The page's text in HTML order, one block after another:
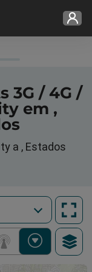
3G / 4G /
em ,
a , Estados